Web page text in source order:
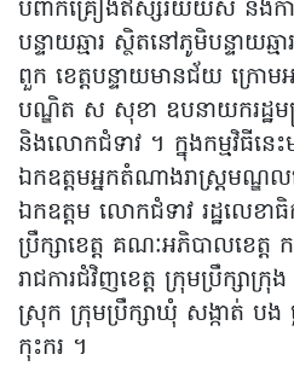
បំពាក់គ្រឿងឥស្សរិយយស និងកា
បន្ទាយឆ្មារ ស្ថិតនៅភូមិបន្ទាយឆ្ម
ពួក ខេត្តបន្ទាយមានជ័យ ក្រោ
បណ្ឌិត ស សុខា ឧបនាយករដ្ឋមន្រ្
និងលោកជំទាវ ។ ក្នុងកម្មវិធីនេ
ឯកឧត្ដមអ្នកតំណាងរាស្រ្តមណ្ឌ
ឯកឧត្ដម លោកជំទាវ រដ្ឋលេខាធិ
ប្រឹក្សាខេត្ត គណៈអភិបាលខេត្ត
រាជការជំវិញខេត្ត ក្រុមប្រឹក្សា
ស្រុក ក្រុមប្រឹក្សាឃុំ សង្កាត់ បង
កុះករ ។